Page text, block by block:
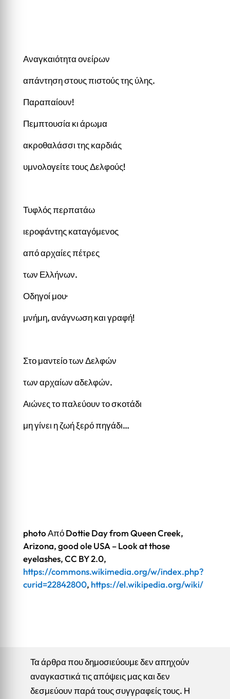
Αναγκαιότητα ονείρων
απάντηση στους πιστούς της ύλης.
Παραπαίουν!
Πεμπτουσία κι άρωμα
ακροθαλάσσι της καρδιάς
υμνολογείτε τους Δελφούς!
Τυφλός περπατάω
ιεροφάντης καταγόμενος
από αρχαίες πέτρες
των Ελλήνων.
Οδηγοί μου·
μνήμη, ανάγνωση και γραφή!
Στο μαντείο των Δελφών
των αρχαίων αδελφών.
Αιώνες το παλεύουν το σκοτάδι
μη γίνει η ζωή ξερό πηγάδι…
photo Από Dottie Day from Queen Creek,
Arizona, good ole USA – Look at those
eyelashes, CC BY 2.0,
https://commons.wikimedia.org/w/index.php?
curid=22842800, https://el.wikipedia.org/wiki/
Τα άρθρα που δημοσιεύουμε δεν απηχούν
αναγκαστικά τις απόψεις μας και δεν
δεσμεύουν παρά τους συγγραφείς τους. Η